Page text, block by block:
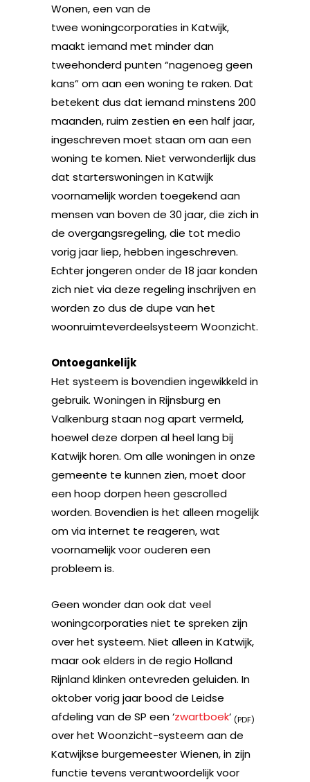
Wonen, een van de
twee woningcorporaties in Katwijk,
maakt iemand met minder dan
tweehonderd punten “nagenoeg geen
kans” om aan een woning te raken. Dat
betekent dus dat iemand minstens 200
maanden, ruim zestien en een half jaar,
ingeschreven moet staan om aan een
woning te komen. Niet verwonderlijk dus
dat starterswoningen in Katwijk
voornamelijk worden toegekend aan
mensen van boven de 30 jaar, die zich in
de overgangsregeling, die tot medio
vorig jaar liep, hebben ingeschreven.
Echter jongeren onder de 18 jaar konden
zich niet via deze regeling inschrijven en
worden zo dus de dupe van het
woonruimteverdeelsysteem Woonzicht.
Ontoegankelijk
Het systeem is bovendien ingewikkeld in
gebruik. Woningen in Rijnsburg en
Valkenburg staan nog apart vermeld,
hoewel deze dorpen al heel lang bij
Katwijk horen. Om alle woningen in onze
gemeente te kunnen zien, moet door
een hoop dorpen heen gescrolled
worden. Bovendien is het alleen mogelijk
om via internet te reageren, wat
voornamelijk voor ouderen een
probleem is.
Geen wonder dan ook dat veel
woningcorporaties niet te spreken zijn
over het systeem. Niet alleen in Katwijk,
maar ook elders in de regio Holland
Rijnland klinken ontevreden geluiden. In
oktober vorig jaar bood de Leidse
afdeling van de SP een ‘zwartboek‘ (PDF)
over het Woonzicht-systeem aan de
Katwijkse burgemeester Wienen, in zijn
functie tevens verantwoordelijk voor